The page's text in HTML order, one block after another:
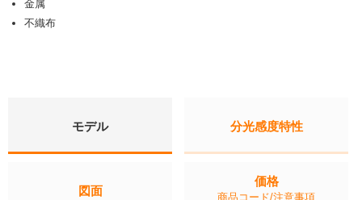
金属
不織布
モデル 分光感度特性
図面
価格
商品コード/注意事項